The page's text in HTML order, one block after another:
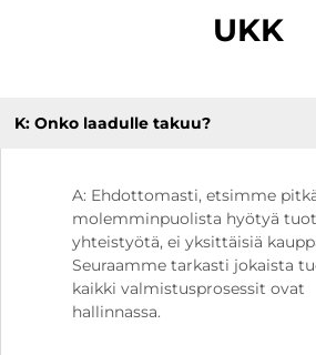
UKK
K: Onko laadulle takuu?
A: Ehdottomasti, etsimme
molemminpuolista hyötyä
yhteistyötä, ei yksittäisiä
Seuraamme tarkasti jokaista
kaikki valmistusprosessit ovat
hallinnassa.